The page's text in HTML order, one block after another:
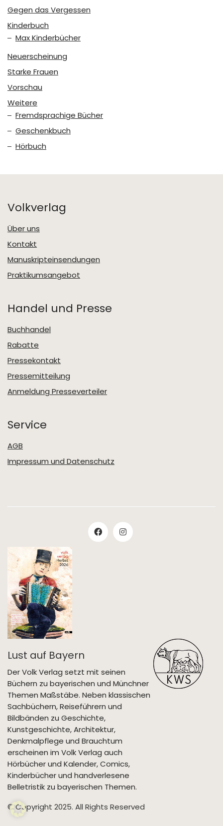
Gegen das Vergessen
Kinderbuch
Max Kinderbücher
Neuerscheinung
Starke Frauen
Vorschau
Weitere
Fremdsprachige Bücher
Geschenkbuch
Hörbuch
Volkverlag
Über uns
Kontakt
Manuskripteinsendungen
Praktikumsangebot
Handel und Presse
Buchhandel
Rabatte
Pressekontakt
Pressemitteilung
Anmeldung Presseverteiler
Service
AGB
Impressum und Datenschutz
Lust auf Bayern
Der Volk Verlag setzt mit seinen
Büchern zu bayerischen und Münchner
Themen Maßstäbe. Neben klassischen
Sachbüchern, Reiseführern und
Bildbänden zu Geschichte,
Kunstgeschichte, Architektur,
Denkmalpflege und Brauchtum
erscheinen im Volk Verlag auch
Hörbücher und Kalender, Comics,
Kinderbücher und handverlesene
Belletristik zu bayerischen Themen.
© Copyright 2025. All Rights Reserved